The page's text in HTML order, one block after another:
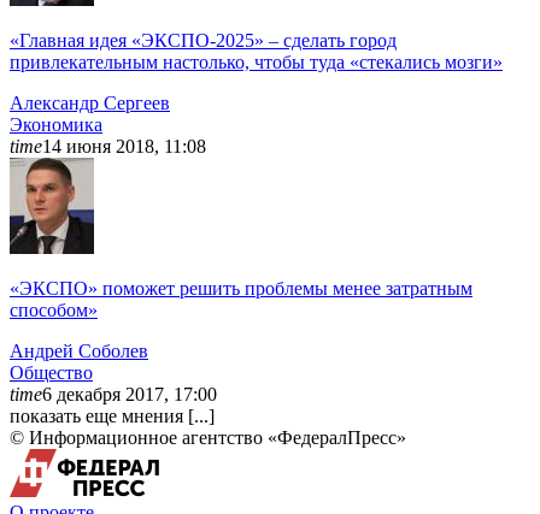
«Главная идея «ЭКСПО-2025» – сделать город
привлекательным настолько, чтобы туда «стекались мозги»
Александр Сергеев
Экономика
time14 июня 2018, 11:08
«ЭКСПО» поможет решить проблемы менее затратным
способом»
Андрей Соболев
Общество
time6 декабря 2017, 17:00
показать еще мнения [...]
© Информационное агентство «ФедералПресс»